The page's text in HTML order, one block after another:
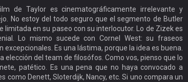
de Taylor es cinematográficamente irrelevante y
No estoy del todo seguro que el segmento de Butler
limitada en su paseo con su interlocutor. Lo de Zizek es
Lo mismo sucede con Cornel West: su fraseos
Es una lástima, porque la idea es buena.
elección del team de filosófos. Como vos, pienso que lo
patético. Es una pena que no haya convocado a
como Denett, Sloterdijk, Nancy, etc. Si uno compara un